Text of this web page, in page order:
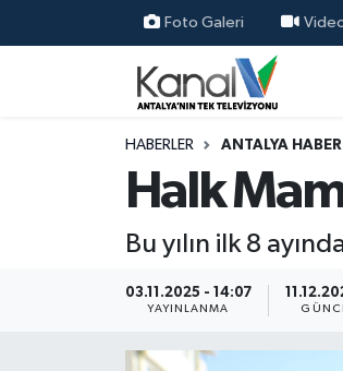
Foto Galeri
HABERLER ANTALYA HABER
Halk
Bu yılın ilk 8
03.11.2025 - 14:07
YAYINLANMA
Ana Haber
Antalya Haber
Gündem
Nöbetçi Eczaneler
Hava Durumu
Trafik Durumu
Süper Lig Puan Durumu ve
Tüm Manşetler
Son Dakika Haberleri